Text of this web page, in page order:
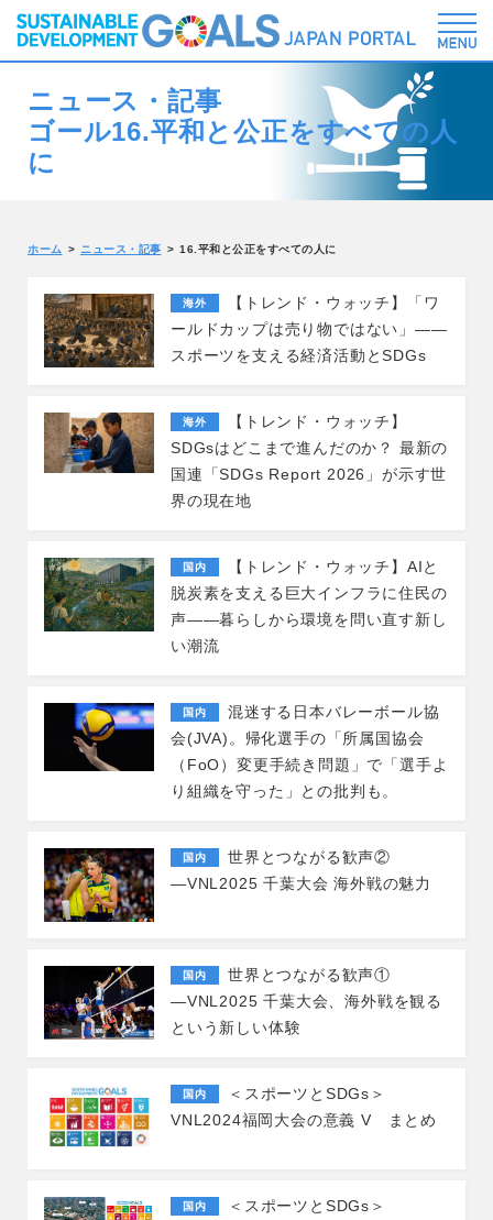
ニュース・記事
ゴール16.平和と公正をすべての人
に
ホーム ニュース・記事 16.平和と公正をすべての人に
海外
【トレンド・ウォッチ】「ワ
ールドカップは売り物ではない」――
スポーツを支える経済活動とSDGs
海外
【トレンド・ウォッチ】
SDGsはどこまで進んだのか？ 最新の
国連「SDGs Report 2026」が示す世
界の現在地
国内
【トレンド・ウォッチ】AIと
脱炭素を支える巨大インフラに住民の
声――暮らしから環境を問い直す新し
い潮流
国内
混迷する日本バレーボール協
会(JVA)。帰化選手の「所属国協会
（FoO）変更手続き問題」で「選手よ
り組織を守った」との批判も。
国内
世界とつながる歓声②
―VNL2025 千葉大会 海外戦の魅力
国内
世界とつながる歓声①
―VNL2025 千葉大会、海外戦を観る
という新しい体験
国内
＜スポーツとSDGs＞
VNL2024福岡大会の意義 V まとめ
国内
＜スポーツとSDGs＞